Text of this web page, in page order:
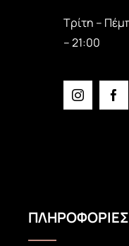
Τρίτη –
– 21:00
ΠΛΗΡΟΦΟΡΙΕΣ